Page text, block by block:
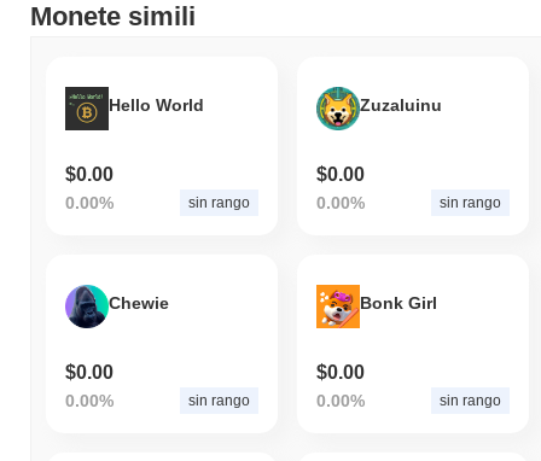
Monete simili
Hello World
$0.00
0.00% sin rango
Zuzaluinu
$0.00
0.00% sin rango
Chewie
$0.00
0.00% sin rango
Bonk Girl
$0.00
0.00% sin rango